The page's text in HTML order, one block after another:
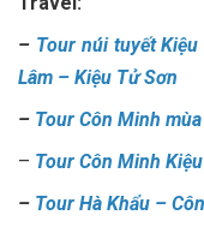
– Tour núi tuyết
Lâm – Kiệu Tử Sơn
– Tour Côn Minh
– Tour Côn Minh
– Tour Hà Khẩu –